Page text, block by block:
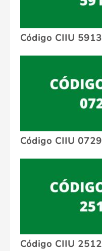
Código CIIU 5913
Código CIIU 0729
Código CIIU 2512